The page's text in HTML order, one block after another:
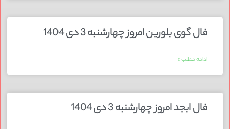
فال گوی بلورین امروز چهارشنبه 3 دی 1404
ادامه مطلب »
فال ابجد امروز چهارشنبه 3 دی 1404